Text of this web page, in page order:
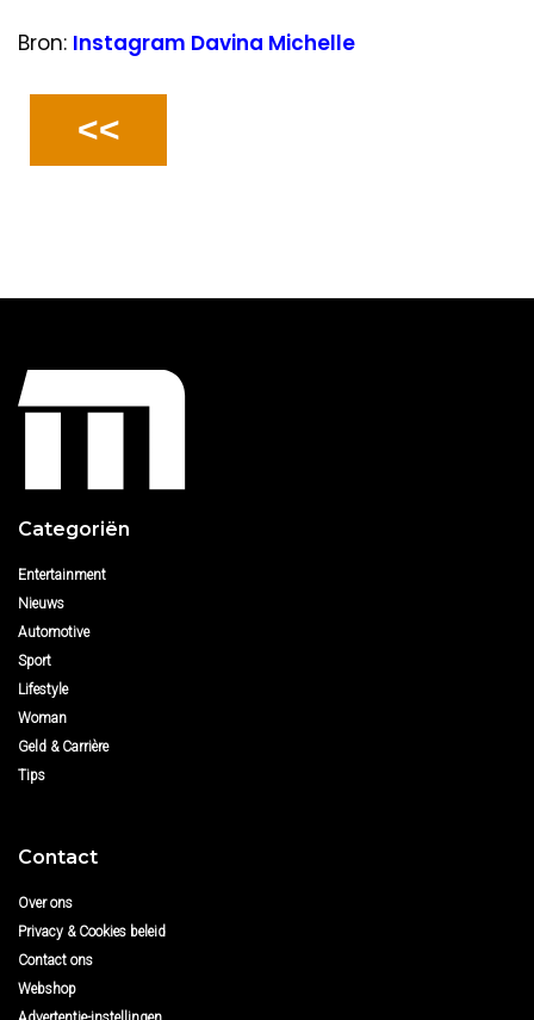
Bron: Instagram Davina Michelle
<<
Categoriën
Entertainment
Nieuws
Automotive
Sport
Lifestyle
Woman
Geld & Carrière
Tips
Contact
Over ons
Privacy & Cookies beleid
Contact ons
Webshop